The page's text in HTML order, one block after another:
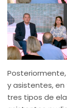
y asistentes,
tres tipos de